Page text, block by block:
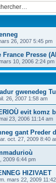
26, 2007 5:45 pm
Presse
10, 2006 2:24 pm
gwenedeg
26, 2007 1:58 am
evit komz
23, 2006 11:14 am
gant Preder
oct. 27, 2009 8:40
2009 6:44 pm
HIZIVAET
mars 22, 2009